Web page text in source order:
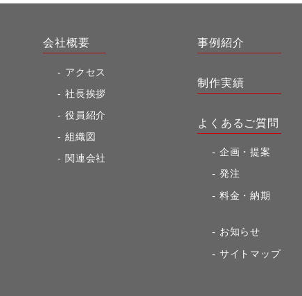
会社概要
アクセス
社長挨拶
役員紹介
組織図
関連会社
事例紹介
制作実績
よくあるご質問
企画・提案
発注
料金・納期
お知らせ
サイトマップ